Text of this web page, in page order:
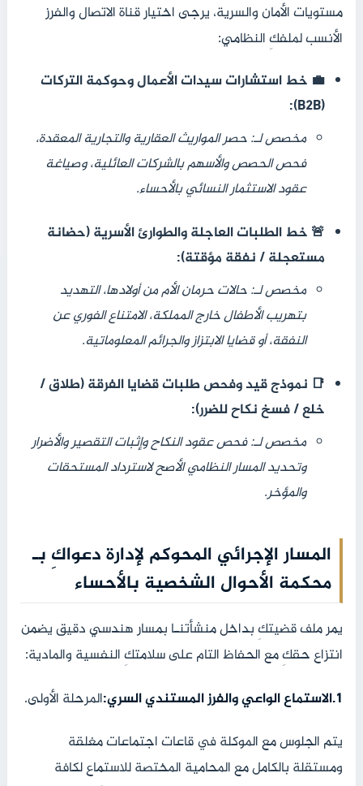
مستويات الأمان والسرية، يرجى اختيار قناة الاتصال والفرز
الأنسب لملفكِ النظامي:
💼 خط استشارات سيدات الأعمال وحوكمة التركات
(B2B):
مخصص لـ: حصر المواريث العقارية والتجارية المعقدة،
فحص الحصص والأسهم بالشركات العائلية، وصياغة
عقود الاستثمار النسائي بالأحساء.
🚨 خط الطلبات العاجلة والطوارئ الأسرية (حضانة
مستعجلة / نفقة مؤقتة):
مخصص لـ: حالات حرمان الأم من أولادها، التهديد
بتهريب الأطفال خارج المملكة، الامتناع الفوري عن
النفقة، أو قضايا الابتزاز والجرائم المعلوماتية.
📑 نموذج قيد وفحص طلبات قضايا الفرقة (طلاق /
خلع / فسخ نكاح للضرر):
مخصص لـ: فحص عقود النكاح وإثبات التقصير والأضرار
وتحديد المسار النظامي الأصح لاسترداد المستحقات
والمؤخر.
المسار الإجرائي المحوكم لإدارة دعواكِ بـ
محكمة الأحوال الشخصية بالأحساء
يمر ملف قضيتكِ بداخل منشأتنـا بمسار هندسي دقيق يضمن
انتزاع حقكِ مع الحفاظ التام على سلامتكِ النفسية والمادية:
‫1.الاستماع الواعي والفرز المستندي السري:
‏المرحلة الأولى.
يتم الجلوس مع الموكلة في قاعات اجتماعات مغلقة
ومستقلة بالكامل مع المحامية المختصة للاستماع لكافة